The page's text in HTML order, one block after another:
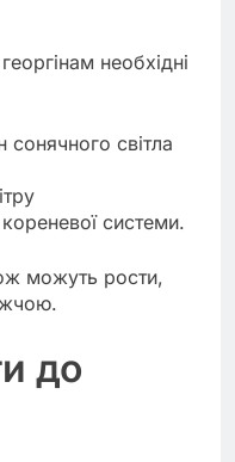
необхідні
світла
системи.
можуть рости,
до